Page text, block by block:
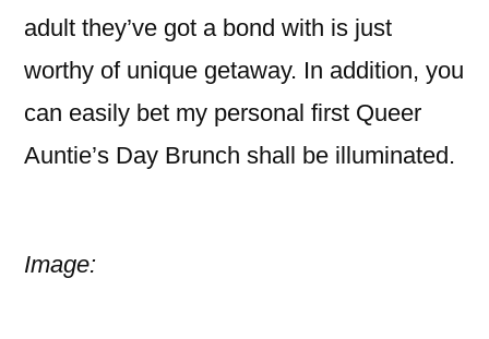
adult they’ve got a bond with is just
worthy of unique getaway. In addition, you
can easily bet my personal first Queer
Auntie’s Day Brunch shall be illuminated.
Image: